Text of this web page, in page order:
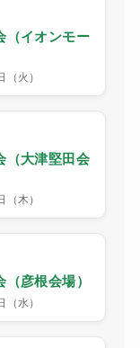
（イオンモー
火）
（大津堅田会
木）
彦根会場）
水）